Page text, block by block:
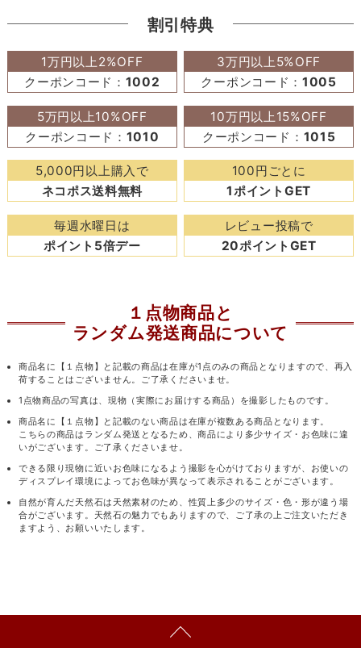
割引特典
1万円以上2%OFF
クーポンコード： 1002
3万円以上5%OFF
クーポンコード：1005
5万円以上10%OFF
クーポンコード： 1010
10万円以上15%OFF
クーポンコード： 1015
5,000円以上購入で
ネコポス送料無料
100円ごとに
1ポイントGET
毎週水曜日は
ポイント5倍デー
レビュー投稿で
20ポイントGET
１点物商品と
ランダム発送商品について
商品名に【１点物】と記載の商品は在庫が1点のみの商品となりますので、再入
荷することはございません。ご了承くださいませ。
1点物商品の写真は、現物（実際にお届けする商品）を撮影したものです。
商品名に【１点物】と記載のない商品は在庫が複数ある商品となります。
こちらの商品はランダム発送となるため、商品により多少サイズ・お色味に違
いがございます。ご了承くださいませ。
できる限り現物に近いお色味になるよう撮影を心がけておりますが、お使いの
ディスプレイ環境によってお色味が異なって表示されることがございます。
自然が育んだ天然石は天然素材のため、性質上多少のサイズ・色・形が違う場
合がございます。天然石の魅力でもありますので、ご了承の上ご注文いただき
ますよう、お願いいたします。